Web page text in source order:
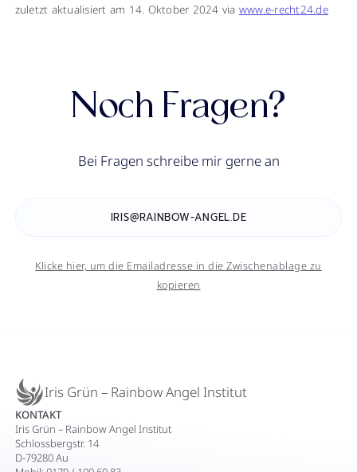
zuletzt aktualisiert am 14. Oktober 2024 via www.e-recht24.de
Noch Fragen?
Bei Fragen schreibe mir gerne an
IRIS@RAINBOW-ANGEL.DE
Klicke hier, um die Emailadresse in die Zwischenablage zu
kopieren
Iris Grün – Rainbow Angel Institut
KONTAKT
Iris Grün – Rainbow Angel Institut
Schlossbergstr. 14
D-79280 Au